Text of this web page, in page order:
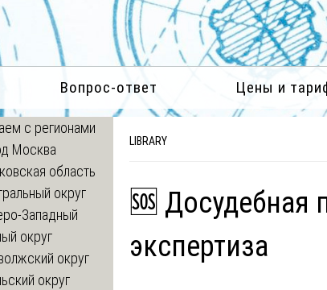
Вопрос-ответ Цены и
LIBRARY
🆘 Досудебная
экспертиза
с регионами
Москва
область
округ
Западный
округ
округ
округ